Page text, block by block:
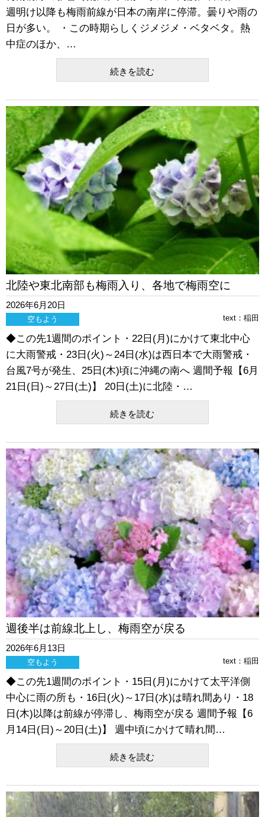
週明け以降も梅雨前線が日本の南岸に停滞。曇りや雨の
日が多い。 ・この時期らしくジメジメ・ベタベタ。熱
中症のほか、…
続きを読む
北陸や東北南部も梅雨入り、各地で梅雨空に
2026年6月20日
空もよう text： 稲田
◆この先1週間のポイント・22日(月)にかけて東北中心
に大雨警戒・23日(火)～24日(水)は西日本で大雨警戒・
台風7号が発生、25日(木)頃に沖縄の南へ 週間予報【6月
21日(日)～27日(土)】 20日(土)に北陸・…
続きを読む
週後半は前線北上し、梅雨空が戻る
2026年6月13日
空もよう text： 稲田
◆この先1週間のポイント・15日(月)にかけて太平洋側
中心に雨の所も・16日(火)～17日(水)は晴れ間あり・18
日(木)以降は前線が停滞し、梅雨空が戻る 週間予報【6
月14日(日)～20日(土)】 週中頃にかけて晴れ間…
続きを読む